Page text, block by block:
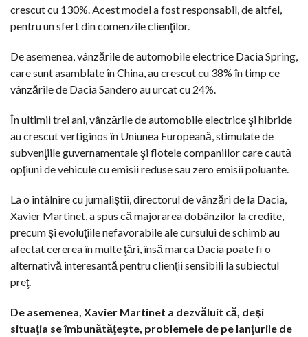
crescut cu 130%. Acest model a fost responsabil, de altfel,
pentru un sfert din comenzile clienţilor.
De asemenea, vânzările de automobile electrice Dacia Spring,
care sunt asamblate în China, au crescut cu 38% în timp ce
vânzările de Dacia Sandero au urcat cu 24%.
În ultimii trei ani, vânzările de automobile electrice şi hibride
au crescut vertiginos în Uniunea Europeană, stimulate de
subvenţiile guvernamentale şi flotele companiilor care caută
opţiuni de vehicule cu emisii reduse sau zero emisii poluante.
La o întâlnire cu jurnaliştii, directorul de vânzări de la Dacia,
Xavier Martinet, a spus că majorarea dobânzilor la credite,
precum şi evoluţiile nefavorabile ale cursului de schimb au
afectat cererea în multe ţări, însă marca Dacia poate fi o
alternativă interesantă pentru clienţii sensibili la subiectul
preţ.
De asemenea, Xavier Martinet a dezvăluit că, deşi
situaţia se îmbunătăţeşte, problemele de pe lanţurile de